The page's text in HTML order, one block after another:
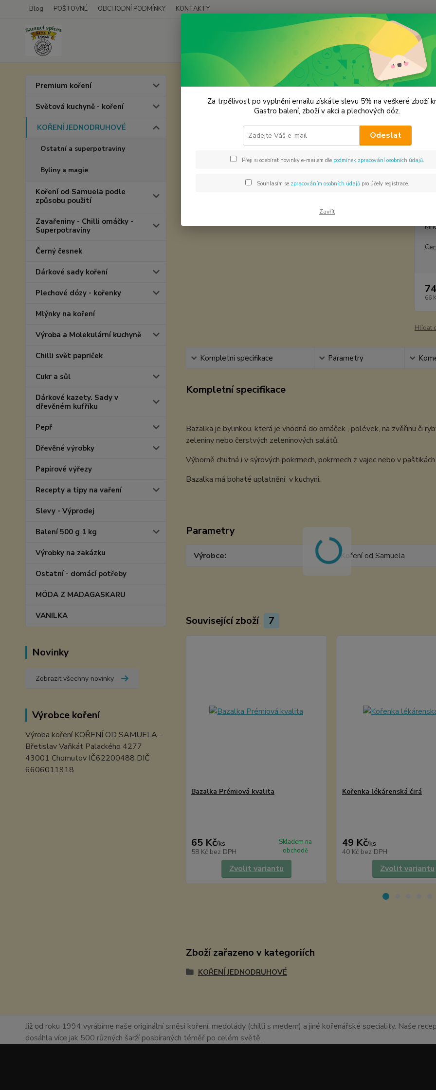
Blog POŠTOVNÉ OBCHODNÍ PODMÍNKY KONTAKTY
Premium koření
Světová kuchyně - koření
KOŘENÍ JEDNODRUHOVÉ
Ostatní a superpotraviny
Byliny a magie
Koření od Samuela podle
způsobu použití
Zavařeniny - Chilli omáčky -
Superpotraviny
Černý česnek
Dárkové sady koření
Plechové dózy - kořenky
Mlýnky na koření
Výroba a Molekulární kuchyně
Chilli svět papriček
Cukr a sůl
Dárkové kazety. Sady v
dřevěném kufříku
Pepř
Dřevěné výrobky
Papírové výřezy
Recepty a tipy na vaření
Slevy - Výprodej
Balení 500 g 1 kg
Výrobky na zakázku
Ostatní - domácí potřeby
MÓDA Z MADAGASKARU
VANILKA
Novinky
Zobrazit všechny novinky
Výrobce koření
Výroba koření KOŘENÍ OD SAMUELA -
Břetislav Vaňkát Palackého 4277
43001 Chomutov IČ62200488 DIČ
6606011918
KOŘENÍ JEDNODRUHOVÉ Bazalka
Bazalka
66
Hlídat
Kompletní specifikace Parametry
Kompletní specifikace
Bazalka je bylinkou, která je vhodná do omáček , polévek, na zvěřinu či
zeleniny nebo čerstvých zeleninových salátů.
Výborně chutná i v sýrových pokrmech, pokrmech z vajec nebo v
Bazalka má bohaté uplatnění v kuchyni.
Parametry
Výrobce Koření od Samuela
Související zboží 7
Bazalka Prémiová kvalita
65 Kč/ks
58 Kč bez DPH
Skladem na
obchodě
Zvolit variantu
Kořenka lékárenská čirá
49 Kč/ks
40 Kč bez DPH
Zvolit variantu
Zboží zařazeno v kategoriích
KOŘENÍ JEDNODRUHOVÉ
Již od roku 1994 vyrábíme naše originální směsi koření, medolády (chilli s medem) a jiné kořenářské speciality. Naše
dosáhla více jak 500 různých šarží posbíraných téměř po celém světě.
Za trpělivost po vyplnění emailu získáte slevu 5% na veškeré zboží
Gastro balení, zboží v akci a plechových dóz.
Odeslat
Přeji si odebírat novinky e-mailem dle podmínek zpracování osobních údajů.
Souhlasím se zpracováním osobních údajůpro účely registrace.
Zavřít